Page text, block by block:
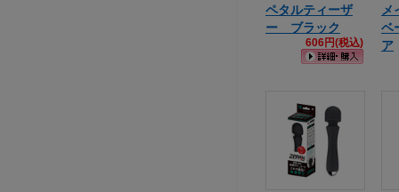
ペタルティーザ
ー ブラック
606円(税込)
メ
ベ
ア